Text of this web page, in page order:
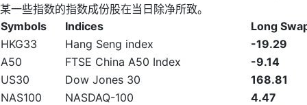
某一些指数的指数成份股在当日除净所致。
Symbols
Indices
Long
HKG33
Hang Seng index
-19.29
A50
FTSE China A50 Index
-9.14
US30
Dow Jones 30
168.81
NAS100
NASDAQ-100
4.47